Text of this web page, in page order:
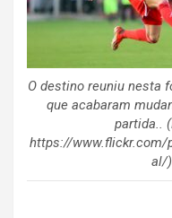
O destino reuniu nesta
que acabaram
partida..
https://
al/)